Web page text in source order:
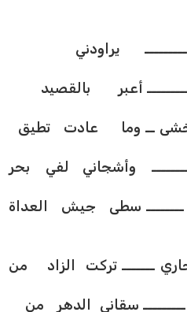
ـــــــــ يراودني
أعبر بالقصيد
ــ وما عادت تطيق
وأشجاني لفي بحر
ــــــــ سطى جيش العداة
ـــــــ تركت الزاد من
سقاني الدهر من